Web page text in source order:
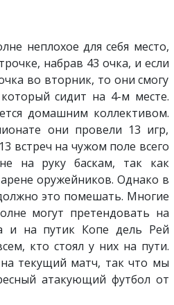
неплохое для себя место,
набрав 43 очка, и если
во вторник, то они смогу
сидит на 4-м месте.
домашним коллективом.
они провели 13 игр,
встреч на чужом поле всего
на руку баскам, так как
оружейников. Однако в
это помешать. Многие
могут претендовать на
и на путик Копе дель Рей
кто стоял у них на пути.
текущий матч, так что мы
атакующий футбол от